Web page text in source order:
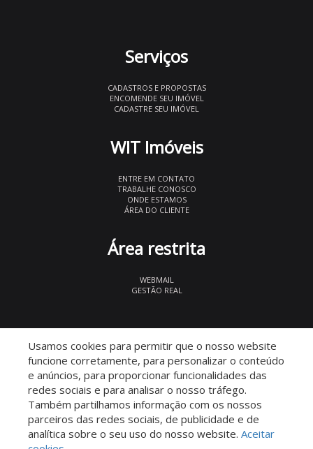
Serviços
CADASTROS E PROPOSTAS
ENCOMENDE SEU IMÓVEL
CADASTRE SEU IMÓVEL
WIT Imóveis
ENTRE EM CONTATO
TRABALHE CONOSCO
ONDE ESTAMOS
ÁREA DO CLIENTE
Área restrita
WEBMAIL
GESTÃO REAL
Descomplicado por:
Usamos cookies para permitir que o nosso website
funcione corretamente, para personalizar o conteúdo
e anúncios, para proporcionar funcionalidades das
redes sociais e para analisar o nosso tráfego.
Também partilhamos informação com os nossos
parceiros das redes sociais, de publicidade e de
analítica sobre o seu uso do nosso website. Aceitar